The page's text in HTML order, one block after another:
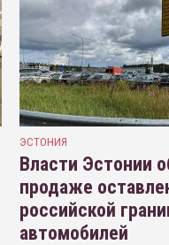
ЭСТОНИЯ
Власти Эстонии
продаже
российской
автомобилей